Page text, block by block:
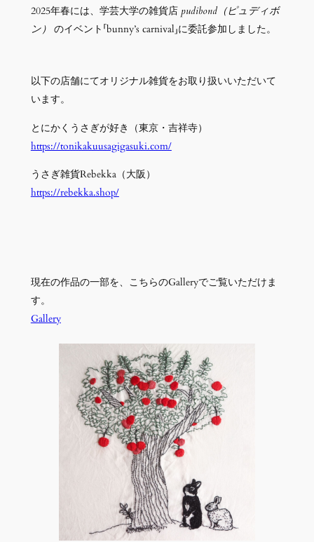
2025年春には、学芸大学の雑貨店 pudibond（ピュディボ
ン） のイベント「bunny’s carnival」に委託参加しました。
以下の店舗にてオリジナル雑貨をお取り扱いいただいて
います。
とにかくうさぎが好き（東京・吉祥寺）
https://tonikakuusagigasuki.com/
うさぎ雑貨Rebekka（大阪）
https://rebekka.shop/
現在の作品の一部を、こちらのGalleryでご覧いただけま
す。
Gallery